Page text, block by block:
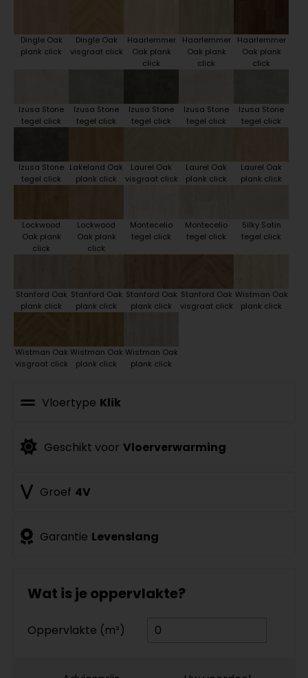
Dingle Oak
plank click
Dingle Oak
visgraat click
Haarlemmer
Oak plank
click
Haarlemmer
Oak plank
click
Haarlemmer
Oak plank
click
Izusa Stone
tegel click
Izusa Stone
tegel click
Izusa Stone
tegel click
Izusa Stone
tegel click
Izusa Stone
tegel click
Izusa Stone
tegel click
Lakeland Oak
plank click
Laurel Oak
visgraat click
Laurel Oak
plank click
Laurel Oak
plank click
Lockwood
Oak plank
click
Lockwood
Oak plank
click
Montecelio
tegel click
Montecelio
tegel click
Silky Satin
tegel click
Stanford Oak
plank click
Stanford Oak
plank click
Stanford Oak
plank click
Stanford Oak
visgraat click
Wistman Oak
plank click
Wistman Oak
visgraat click
Wistman Oak
plank click
Wistman Oak
plank click
Vloertype Klik
Geschikt voor Vloerverwarming
Groef 4V
Garantie Levenslang
Wat is je oppervlakte?
Oppervlakte (m²)